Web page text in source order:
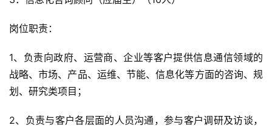
岗位职责：
1、负责向政府、运营商、企业等客户提供信息通信领域的
战略、市场、产品、运维、节能、信息化等方面的咨询、规
划、研究类项目；
2、负责与客户各层面的人员沟通，参与客户调研及访谈，